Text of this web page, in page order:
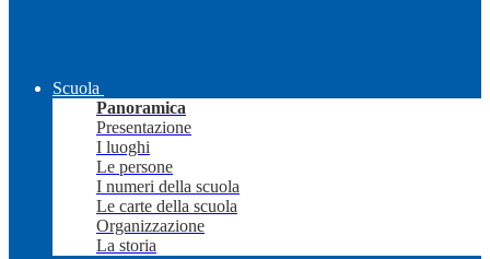
Scuola
Panoramica
Presentazione
I luoghi
Le persone
I numeri della scuola
Le carte della scuola
Organizzazione
La storia